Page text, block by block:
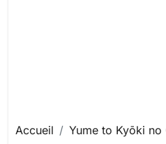
Accueil Yume to Kyōki no